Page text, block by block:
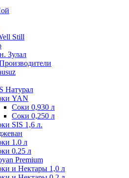
Still
Зулал
Натурал
YAN
Соки 0,930 л
Соки 0,250 л
SIS 1,6 л.
1.0 л
0.25 л
Premium
и Нектары 1,0 л